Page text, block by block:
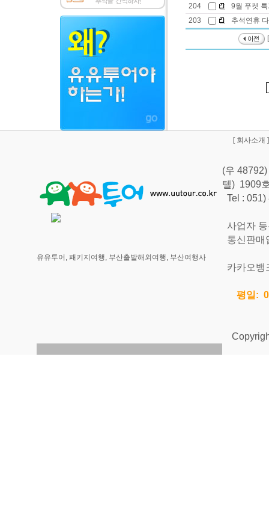
204
9월 푸켓 특
203
추석연휴
유유투어, 패키지여행, 부산출발해외여행, 부산여행사
[ 회사소개
(우
텔) 1909
Tel :
사업자
통신판매
카카오뱅
평일: